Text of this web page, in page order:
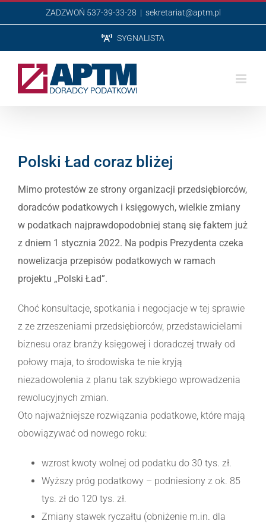
do
ZADZWOŃ 537-39-33-28 | sekretariat@aptm.pl
SYGNALISTA
Polski Ład coraz bliżej
Mimo protestów ze strony organizacji przedsiębiorców,
doradców podatkowych i księgowych, wielkie zmiany
w podatkach najprawdopodobniej staną się faktem już
z dniem 1 stycznia 2022. Na podpis Prezydenta czeka
nowelizacja przepisów podatkowych w ramach
projektu „Polski Ład”.
Choć konsultacje, spotkania i negocjacje w tej sprawie
z ze zrzeszeniami przedsiębiorców, przedstawicielami
biznesu oraz branży księgowej i doradczej trwały od
połowy maja, to środowiska te nie kryją
niezadowolenia z planu tak szybkiego wprowadzenia
rewolucyjnych zmian.
Oto najważniejsze rozwiązania podatkowe, które mają
obowiązywać od nowego roku:
wzrost kwoty wolnej od podatku do 30 tys. zł.
Wyższy próg podatkowy – podniesiony z ok. 85
tys. zł do 120 tys. zł.
Zmiany stawek ryczałtu (obniżenie m.in. dla